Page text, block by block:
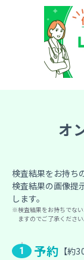
オ
検査結果をお持ち
検査結果の画像提
します。
検査結果をお持ちでな
ますのでご了承ください
予約 約